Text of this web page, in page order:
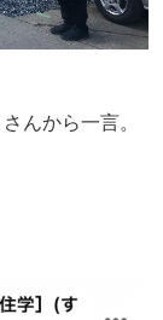
さんから一言。